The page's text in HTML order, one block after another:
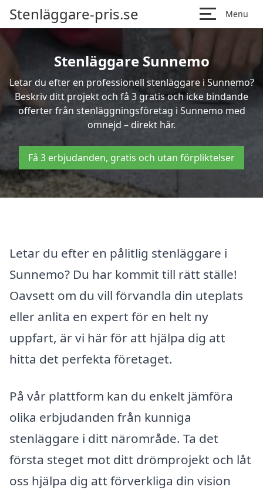
Stenläggare-pris.se Menu
Stenläggare Sunnemo
Letar du efter en professionell stenläggare i Sunnemo?
Beskriv ditt projekt och få 3 gratis och icke bindande
offerter från stenläggningsföretag i Sunnemo med
omnejd – direkt här.
Få 3 erbjudanden, gratis och utan förpliktelser
Letar du efter en pålitlig stenläggare i
Sunnemo? Du har kommit till rätt ställe!
Oavsett om du vill förvandla din uteplats
eller anlita en expert för en helt ny
uppfart, är vi här för att hjälpa dig att
hitta det perfekta företaget.
På vår plattform kan du enkelt jämföra
olika erbjudanden från kunniga
stenläggare i ditt närområde. Ta det
första steget mot ditt drömprojekt och låt
oss hjälpa dig att förverkliga din vision